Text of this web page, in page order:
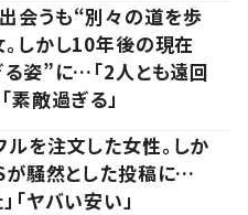
会うも“別々の道を歩
しかし10年後の現在
姿”に…「2人とも遠回
素敵過ぎる」
ルを注文した女性。しか
が騒然とした投稿に…
「ヤバい安い」